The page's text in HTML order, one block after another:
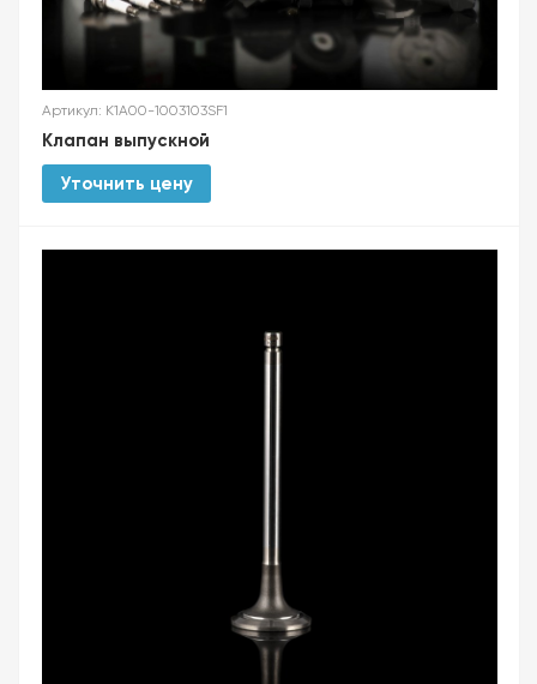
Артикул: K1A00-1003103SF1
Клапан выпускной
Уточнить цену